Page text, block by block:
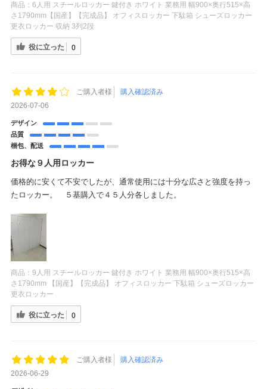
商品： 6人用 スチールロッカー 鍵付き ホワイト 業務用 幅900×奥行515×高
さ1790mm【国産】【完成品】 オフィスロッカー 下駄箱 シューズロッカー
更衣ロッカー 収納 3列2段
役に立った 0
ご購入者様
購入確認済み
2026-07-06
デザイン
品質
梱包、配送
お得な９人用ロッカー
価格的に安くて不安でしたが、通常使用には十分な広さと強度を持っ
たロッカー。 ５基購入で４５人分各しました。
商品： 9人用 スチールロッカー 鍵付き ホワイト 業務用 幅900×奥行515×高
さ1790mm 【国産】【完成品】 オフィスロッカー 下駄箱 シューズロッカー
更衣ロッカー
役に立った 0
ご購入者様
購入確認済み
2026-06-29